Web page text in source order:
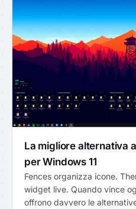
La migliore alternativa
per Windows 11
Fences organizza icone.
widget live. Quando vince
offrono davvero le